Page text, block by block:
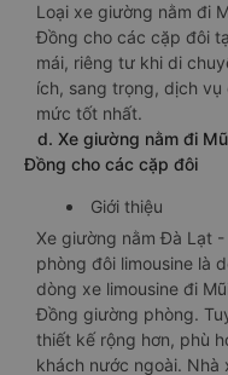
Loại xe giường nằm đi
Đồng cho các cặp đôi
mái, riêng tư khi di
ích, sang trọng, dịch
mức tốt nhất.
d. Xe giường nằm đi
Đồng cho các cặp đôi
Giới thiệu
Xe giường nằm Đà Lạt
phòng đôi limousine là
dòng xe limousine đi
Đồng giường phòng.
thiết kế rộng hơn, phù
khách nước ngoài.